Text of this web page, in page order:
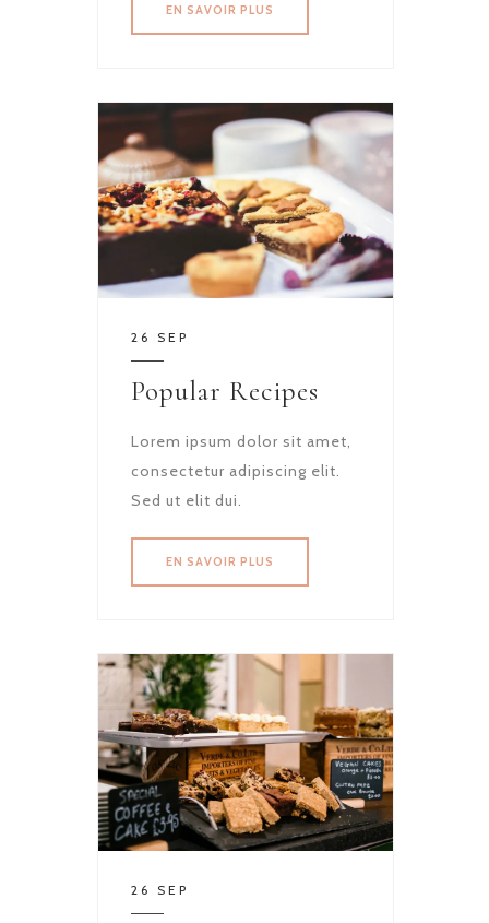
EN SAVOIR PLUS
26 SEP
Popular Recipes
Lorem ipsum dolor sit amet,
consectetur adipiscing elit.
Sed ut elit dui.
EN SAVOIR PLUS
26 SEP